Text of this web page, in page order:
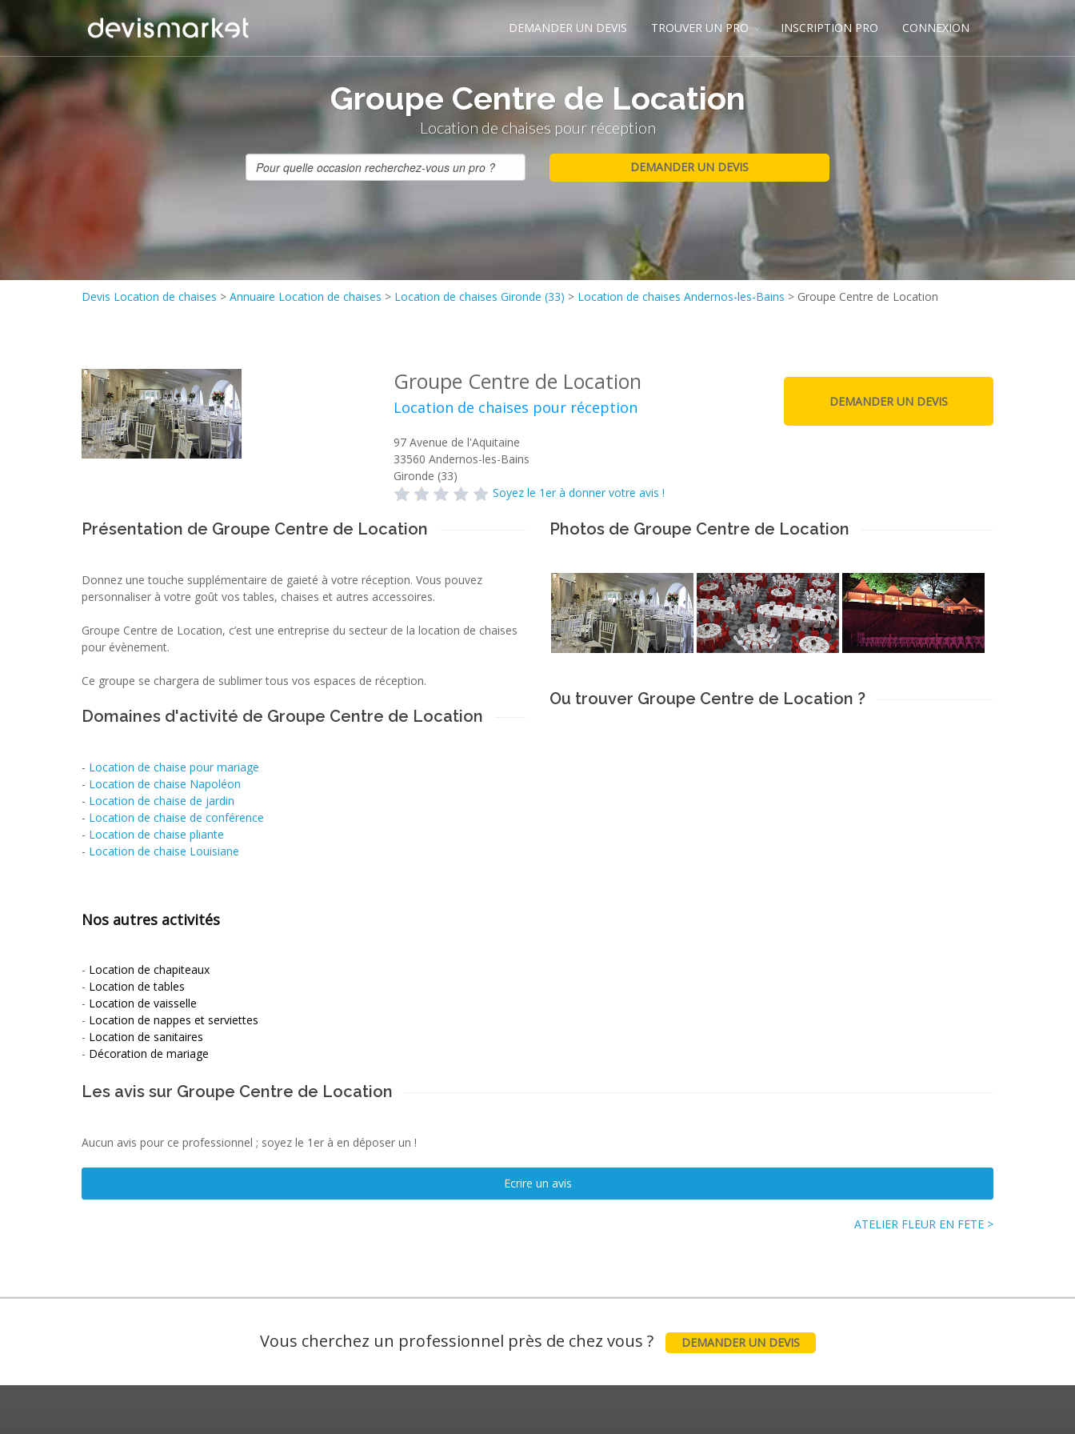
DEMANDER UN DEVIS TROUVER UN PRO INSCRIPTION PRO CONNEXION
Groupe Centre de Location
Location de chaises pour réception
Devis Location de chaises > Annuaire Location de chaises > Location de chaises Gironde (33) > Location de chaises Andernos-les-Bains > Groupe Centre de Location
Groupe Centre de Location
Location de chaises pour réception
97 Avenue de l'Aquitaine
33560 Andernos-les-Bains
Gironde (33)
Soyez le 1er à donner votre avis !
Présentation de Groupe Centre de Location
Donnez une touche supplémentaire de gaieté à votre réception. Vous pouvez
personnaliser à votre goût vos tables, chaises et autres accessoires.
Groupe Centre de Location, c’est une entreprise du secteur de la location de chaises
pour évènement.
Ce groupe se chargera de sublimer tous vos espaces de réception.
Domaines d'activité de Groupe Centre de Location
- Location de chaise pour mariage
- Location de chaise Napoléon
- Location de chaise de jardin
- Location de chaise de conférence
- Location de chaise pliante
- Location de chaise Louisiane
Nos autres activités
- Location de chapiteaux
- Location de tables
- Location de vaisselle
- Location de nappes et serviettes
- Location de sanitaires
- Décoration de mariage
Photos de Groupe Centre de Location
Ou trouver Groupe Centre de Location ?
Les avis sur Groupe Centre de Location
Aucun avis pour ce professionnel ; soyez le 1er à en déposer un !
Ecrire un avis
ATELIER FLEUR EN FETE >
Vous cherchez un professionnel près de chez vous ? DEMANDER UN DEVIS